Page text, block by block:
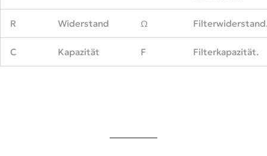
R Widerstand Ω
C Kapazität F Filterkapazität.